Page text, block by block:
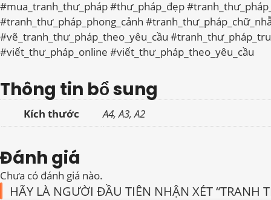
#mua_tranh_thư_pháp #thư_pháp_đẹp
#tranh_thư_pháp_phong_cảnh
#vẽ_tranh_thư_pháp_theo_yêu_cầu
#viết_thư_pháp_online #viết_thư_pháp_theo_yêu_cầu
Thông tin bổ sung
Kích thước A4, A3, A2
Đánh giá
Chưa có đánh giá nào.
HÃY LÀ NGƯỜI ĐẦU TIÊN NHẬN XÉT “TRANH